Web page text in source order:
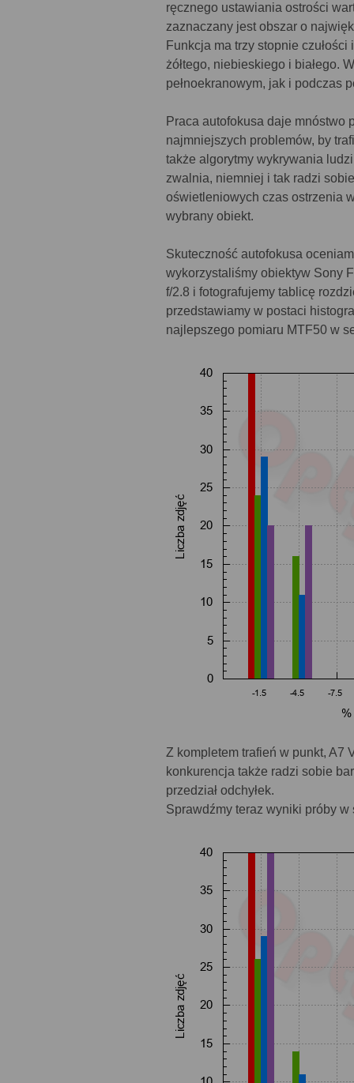
ręcznego ustawiania ostrości
zaznaczany jest obszar o
Funkcja ma trzy stopnie
żółtego, niebieskiego i białego.
pełnoekranowym, jak i podczas
Praca autofokusa daje mnóstwo
najmniejszych problemów, by
także algorytmy wykrywania
zwalnia, niemniej i tak radzi
oświetleniowych czas ostrzenia
wybrany obiekt.
Skuteczność autofokusa
wykorzystaliśmy obiektyw Sony
f/2.8 i fotografujemy tablicę
przedstawiamy w postaci
najlepszego pomiaru MTF50 w
Z kompletem trafień w punkt, A7
konkurencja także radzi sobie
przedział odchyłek.
Sprawdźmy teraz wyniki próby w